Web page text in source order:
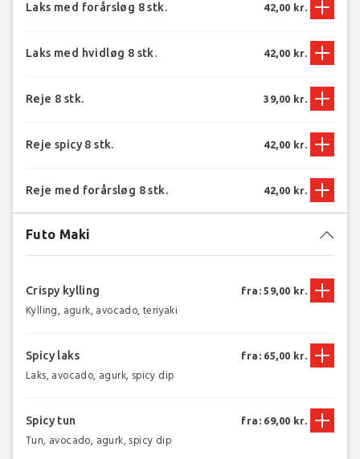
Laks med forårsløg 8 stk. 42,00 kr.
Laks med hvidløg 8 stk. 42,00 kr.
Reje 8 stk. 39,00 kr.
Reje spicy 8 stk. 42,00 kr.
Reje med forårsløg 8 stk. 42,00 kr.
Futo Maki
Crispy kylling
Kylling, agurk, avocado, teriyaki
fra: 59,00 kr.
Spicy laks
Laks, avocado, agurk, spicy dip
fra: 65,00 kr.
Spicy tun
Tun, avocado, agurk, spicy dip
fra: 69,00 kr.